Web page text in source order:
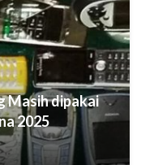
Masih dipakai
2025